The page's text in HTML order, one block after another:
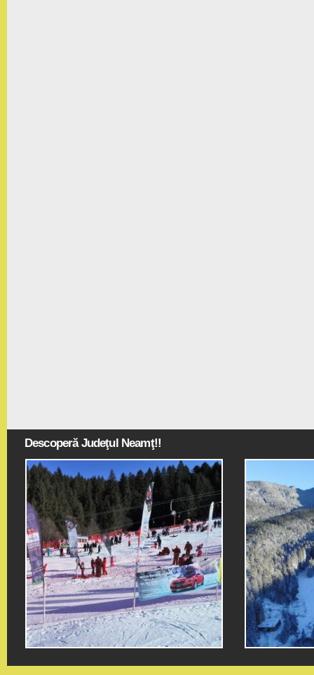
Descoperă Judeţul Neamţ!!